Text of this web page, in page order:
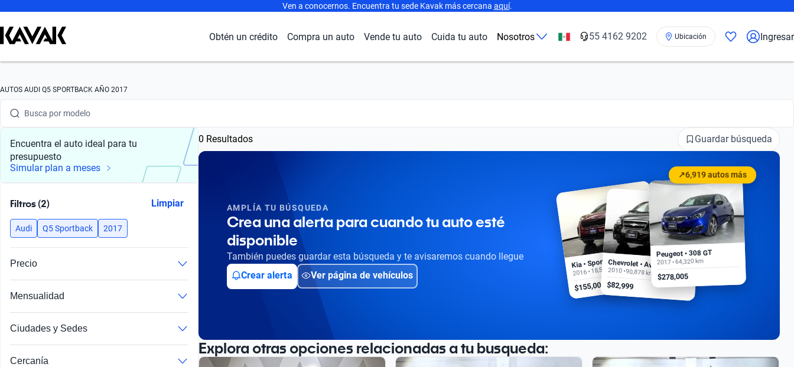
Ven a conocernos. Encuentra tu sede Kavak más cercana aquí.
Obtén un crédito Compra un auto Vende tu auto Cuida tu auto Nosotros 55 4162 9202 Ubicación Ingresar
AUTOS AUDI Q5 SPORTBACK AÑO 2017
Busca por marca
Busca por modelo
Busca por versión
Busca por año
Busca por modelo
Busca por año
Encuentra el auto ideal para tu
presupuesto
Simular plan a meses
Filtros (2) Limpiar
Audi Q5 Sportback 2017
Precio
Mensualidad
Ciudades y Sedes
Cercanía
0 Resultados Guardar búsqueda
AMPLÍA TU BÚSQUEDA
Crea una alerta para cuando tu auto esté
disponible
También puedes guardar esta búsqueda y te avisaremos cuando llegue
Crear alerta
Ver página de vehículos
↗6,919 autos más
Kia • Sportage EX
2016 • 18,500 km
$155,000
Chevrolet • Aveo
2010 • 90,878 km
$82,999
Peugeot • 308 GT
2017 • 64,320 km
$278,005
Explora otras opciones relacionadas a tu busqueda: